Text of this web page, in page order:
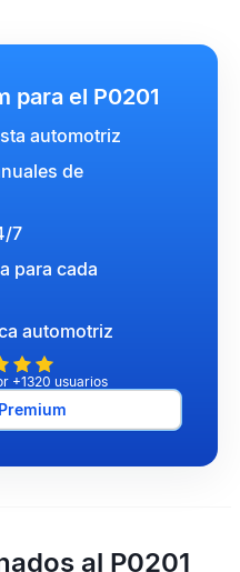
para el P0201
automotriz
de
7
para cada
automotriz
+1320 usuarios
al P0201